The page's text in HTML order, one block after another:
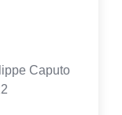
Caputo